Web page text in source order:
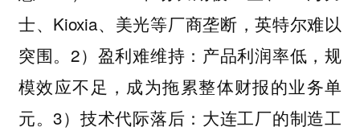
士、Kioxia、美光等厂商垄断，英特尔难以
突围。2）盈利难维持：产品利润率低，规
模效应不足，成为拖累整体财报的业务单
元。3）技术代际落后：大连工厂的制造工